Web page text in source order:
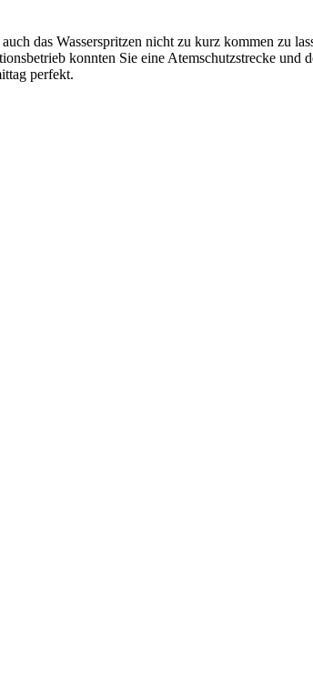
das Wasserspritzen nicht zu kurz kommen zu
konnten Sie eine Atemschutzstrecke
perfekt.